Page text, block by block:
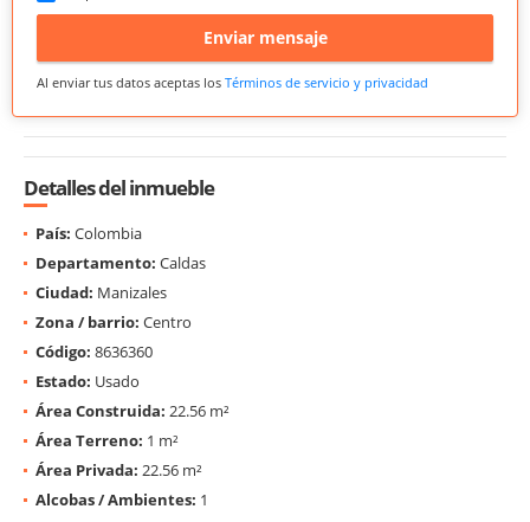
Enviar mensaje
Al enviar tus datos aceptas los Términos de servicio y privacidad
Detalles del inmueble
País: Colombia
Departamento: Caldas
Ciudad: Manizales
Zona / barrio: Centro
Código: 8636360
Estado: Usado
Área Construida: 22.56 m²
Área Terreno: 1 m²
Área Privada: 22.56 m²
Alcobas / Ambientes: 1